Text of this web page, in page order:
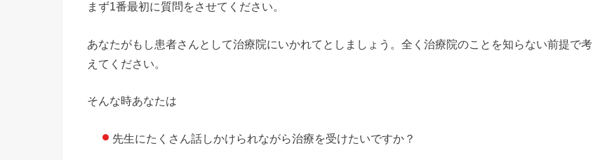
まず1番最初に質問をさせてください。
あなたがもし患者さんとして治療院にいかれてとしましょう。全く治療院のことを知らない前提で考
えてください。
そんな時あなたは
先生にたくさん話しかけられながら治療を受けたいですか？